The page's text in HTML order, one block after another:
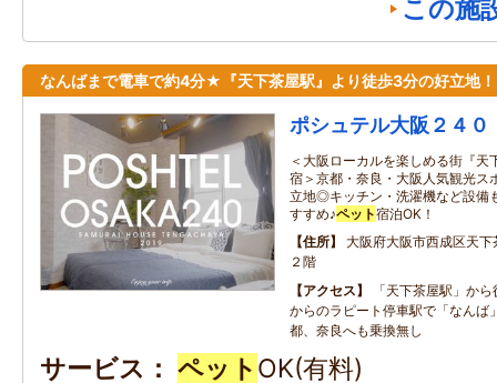
この施
なんばまで電車で約4分★『天下茶屋駅』より徒歩3分の好立地！
ポシュテル大阪２４０
＜大阪ローカルを楽しめる街『天
宿＞京都・奈良・大阪人気観光ス
立地◎キッチン・洗濯機など設備
すすめ♪ペット宿泊OK！
住所
大阪府大阪市西成区天
２階
アクセス
「天下茶屋駅」か
からのラピート停車駅で「なんば
都、奈良へも乗換無し
サービス ペット OK(有料)